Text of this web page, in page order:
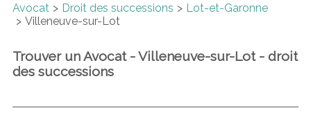
Avocat Droit des successions
Lot-et-Garonne
Villeneuve-sur-Lot
Trouver un Avocat - Villeneuve-sur-Lot - droit
des successions